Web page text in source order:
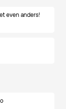
even anders!